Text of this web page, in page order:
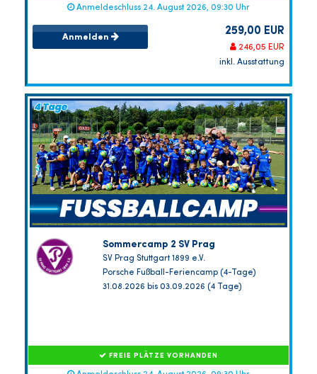
Anmeldeschluss 24. August 2026, 09:30 Uhr
Anmelden 259,00 EUR
246,05 EUR
inkl. Ausstattung
Sommercamp 2 SV Prag
SV Prag Stuttgart 1899 e.V.
Porsche Fußball-Feriencamp (4-Tage)
31.08.2026 bis 03.09.2026 (4 Tage)
FREIE PLÄTZE VORHANDEN